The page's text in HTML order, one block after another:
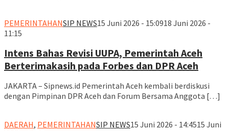
PEMERINTAHANSIP NEWS15 Juni 2026 - 15:0918 Juni 2026 -
11:15
Intens Bahas Revisi UUPA, Pemerintah Aceh
Berterimakasih pada Forbes dan DPR Aceh
JAKARTA – Sipnews.id Pemerintah Aceh kembali berdiskusi
dengan Pimpinan DPR Aceh dan Forum Bersama Anggota […]
DAERAH, PEMERINTAHANSIP NEWS15 Juni 2026 - 14:4515 Juni